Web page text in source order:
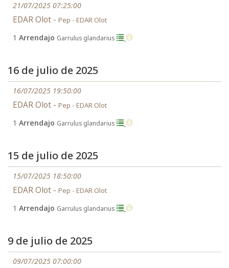
21/07/2025 07:25:00
EDAR Olot - Pep - EDAR Olot
1 Arrendajo Garrulus glandarius
16 de julio de 2025
16/07/2025 19:50:00
EDAR Olot - Pep - EDAR Olot
1 Arrendajo Garrulus glandarius
15 de julio de 2025
15/07/2025 18:50:00
EDAR Olot - Pep - EDAR Olot
1 Arrendajo Garrulus glandarius
9 de julio de 2025
09/07/2025 07:00:00